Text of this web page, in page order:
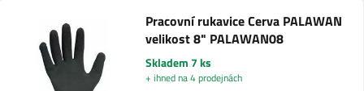
Pracovní rukavice Cerva PALAWAN
velikost 8" PALAWAN08
Skladem 7 ks
+ ihned na 4 prodejnách